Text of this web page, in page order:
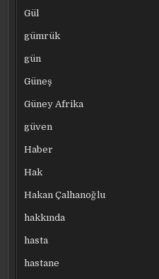
Gül
gümrük
gün
Güneş
Güney Afrika
güven
Haber
Hak
Hakan Çalhanoğlu
hakkında
hasta
hastane